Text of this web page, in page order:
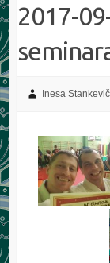
2017-
Inesa